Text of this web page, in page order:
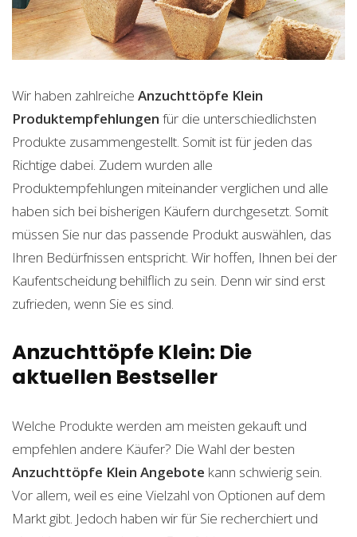
Wir haben zahlreiche Anzuchttöpfe Klein
Produktempfehlungen für die unterschiedlichsten
Produkte zusammengestellt. Somit ist für jeden das
Richtige dabei. Zudem wurden alle
Produktempfehlungen miteinander verglichen und alle
haben sich bei bisherigen Käufern durchgesetzt. Somit
müssen Sie nur das passende Produkt auswählen, das
Ihren Bedürfnissen entspricht. Wir hoffen, Ihnen bei der
Kaufentscheidung behilflich zu sein. Denn wir sind erst
zufrieden, wenn Sie es sind.
Anzuchttöpfe Klein: Die
aktuellen Bestseller
Welche Produkte werden am meisten gekauft und
empfehlen andere Käufer? Die Wahl der besten
Anzuchttöpfe Klein Angebote kann schwierig sein.
Vor allem, weil es eine Vielzahl von Optionen auf dem
Markt gibt. Jedoch haben wir für Sie recherchiert und